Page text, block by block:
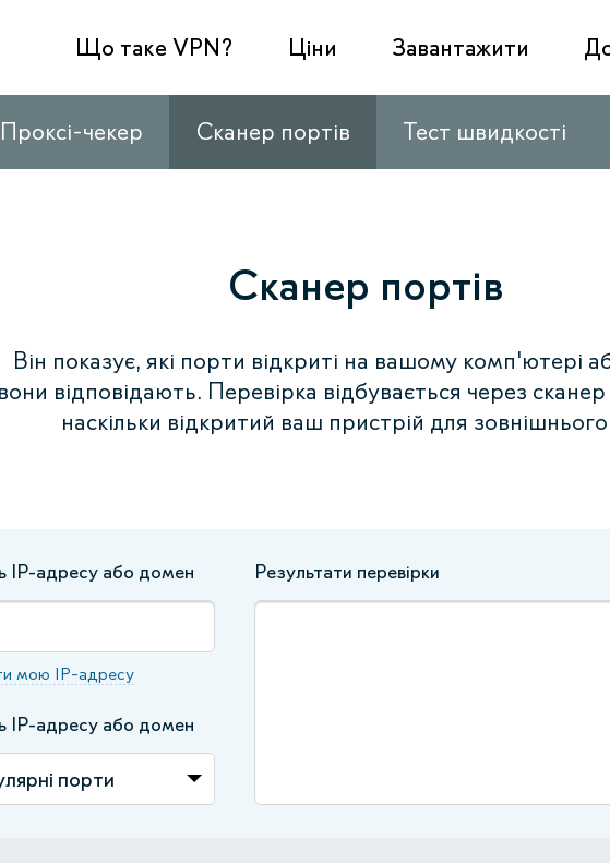
Що таке VPN? Ціни Завантажити
Проксі-чекер Сканер портів Тест швидкості
Сканер портів
Він показує, які порти відкриті на вашому комп'ютері
відповідають. Перевірка відбувається через
наскільки відкритий ваш пристрій для зовнішнього
IP-адресу або домен
мою IP-адресу
IP-адресу або домен
Результати перевірки